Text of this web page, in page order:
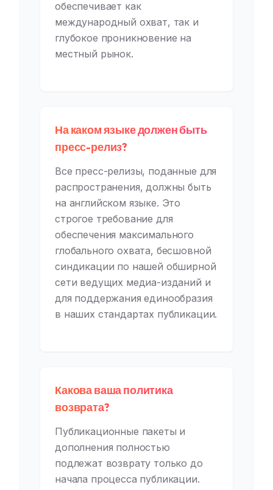
обеспечивает как
международный охват, так и
глубокое проникновение на
местный рынок.
На каком языке должен быть
пресс-релиз?
Все пресс-релизы, поданные для
распространения, должны быть
на английском языке. Это
строгое требование для
обеспечения максимального
глобального охвата, бесшовной
синдикации по нашей обширной
сети ведущих медиа-изданий и
для поддержания единообразия
в наших стандартах публикации.
Какова ваша политика
возврата?
Публикационные пакеты и
дополнения полностью
подлежат возврату только до
начала процесса публикации.